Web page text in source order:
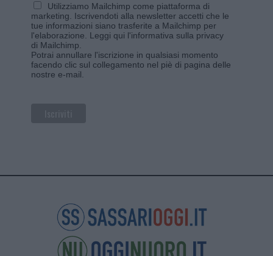
Utilizziamo Mailchimp come piattaforma di
marketing. Iscrivendoti alla newsletter accetti che le
tue informazioni siano trasferite a Mailchimp per
l'elaborazione. Leggi qui l'informativa sulla privacy
di Mailchimp
Potrai annullare l'iscrizione in qualsiasi momento
facendo clic sul collegamento nel piè di pagina delle
nostre e-mail.